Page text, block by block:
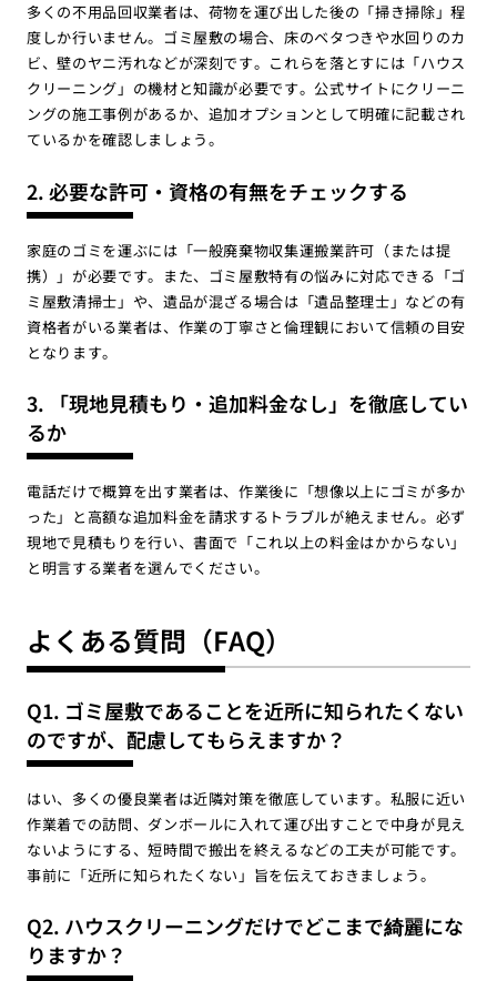
多くの不用品回収業者は、荷物を運び出した後の「掃き掃除」程
度しか行いません。ゴミ屋敷の場合、床のベタつきや水回りのカ
ビ、壁のヤニ汚れなどが深刻です。これらを落とすには「ハウス
クリーニング」の機材と知識が必要です。公式サイトにクリーニ
ングの施工事例があるか、追加オプションとして明確に記載され
ているかを確認しましょう。
2. 必要な許可・資格の有無をチェックする
家庭のゴミを運ぶには「一般廃棄物収集運搬業許可（または提
携）」が必要です。また、ゴミ屋敷特有の悩みに対応できる「ゴ
ミ屋敷清掃士」や、遺品が混ざる場合は「遺品整理士」などの有
資格者がいる業者は、作業の丁寧さと倫理観において信頼の目安
となります。
3. 「現地見積もり・追加料金なし」を徹底してい
るか
電話だけで概算を出す業者は、作業後に「想像以上にゴミが多か
った」と高額な追加料金を請求するトラブルが絶えません。必ず
現地で見積もりを行い、書面で「これ以上の料金はかからない」
と明言する業者を選んでください。
よくある質問（FAQ）
Q1. ゴミ屋敷であることを近所に知られたくない
のですが、配慮してもらえますか？
はい、多くの優良業者は近隣対策を徹底しています。私服に近い
作業着での訪問、ダンボールに入れて運び出すことで中身が見え
ないようにする、短時間で搬出を終えるなどの工夫が可能です。
事前に「近所に知られたくない」旨を伝えておきましょう。
Q2. ハウスクリーニングだけでどこまで綺麗にな
りますか？